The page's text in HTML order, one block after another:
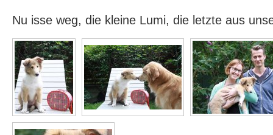
Nu isse weg, die kleine Lumi, die letzte aus